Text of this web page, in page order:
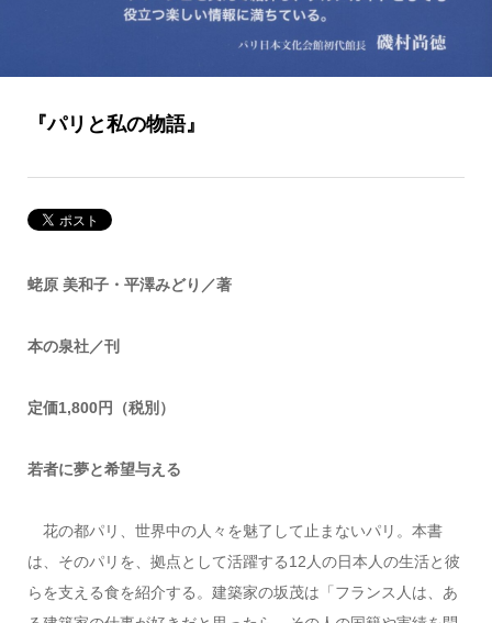
『パリと私の物語』
蛯原 美和子・平澤みどり／著
本の泉社／刊
定価1,800円（税別）
若者に夢と希望与える
花の都パリ、世界中の人々を魅了して止まないパリ。本書
は、そのパリを、拠点として活躍する12人の日本人の生活と彼
らを支える食を紹介する。建築家の坂茂は「フランス人は、あ